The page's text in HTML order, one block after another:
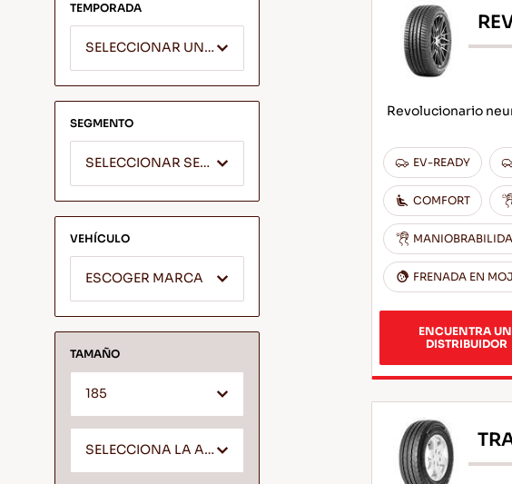
TEMPORADA
SELECCIONAR UNA TEMPORADA
SEGMENTO
SELECCIONAR SEGMENTO
VEHÍCULO
ESCOGER MARCA
TAMAÑO
185
SELECCIONA LA ALTURA *
Revolucionario
EV-READY
COMFORT
FRENADA EN
ENCUENTRA UN
DISTRIBUIDOR